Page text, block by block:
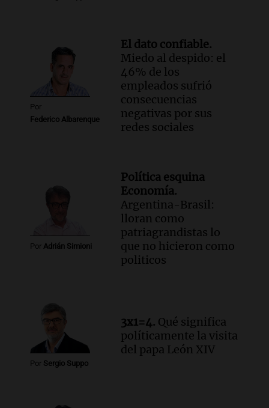
Por
Federico Albarenque
El dato confiable.
Miedo al despido: el
46% de los
empleados sufrió
consecuencias
negativas por sus
redes sociales
Por Adrián Simioni
Política esquina
Economía.
Argentina-Brasil:
lloran como
patriagrandistas lo
que no hicieron como
politicos
Por Sergio Suppo
3x1=4. Qué significa
políticamente la visita
del papa León XIV